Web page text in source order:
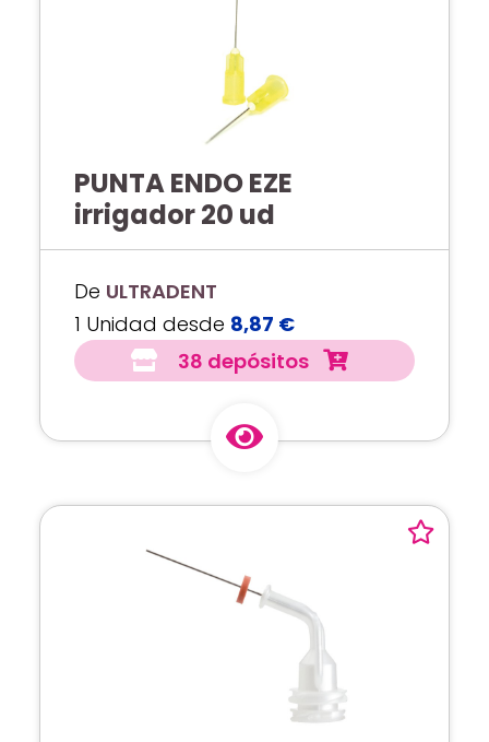
PUNTA ENDO EZE
irrigador 20 ud
De ULTRADENT
1 Unidad desde 8,87 €
38 depósitos